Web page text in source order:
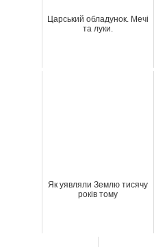
Царський обладунок. Мечі
та луки.
Як уявляли Землю тисячу
років тому